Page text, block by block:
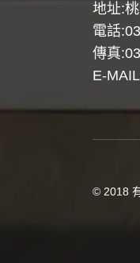
地址:
電話
傳真
E-
© 2018